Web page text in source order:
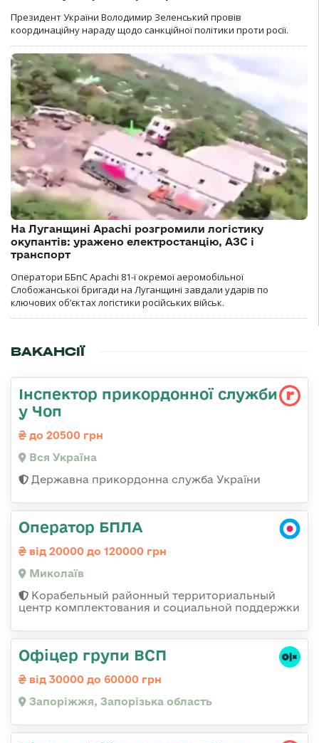
Президент України Володимир Зеленський провів
координаційну нараду щодо санкційної політики проти росії.
На Луганщині Apachi розгромили логістику
окупантів: уражено електростанцію, АЗС і
транспорт
Оператори ББпС Apachi 81-ї окремої аеромобільної
Слобожанської бригади на Луганщині завдали ударів по
ключових об’єктах логістики російських військ.
ВАКАНСІЇ
Інспектор прикордонної служби
у Чоп
до 20500 грн
Вся Україна
Державна прикордонна служба України
Оператор БПЛА
від 20000 до 120000 грн
Миколаїв
Корабельный районный территориальный
центр комплектования и социальной поддержки
Офіцер групи ВСП
від 30000 до 60000 грн
Запоріжжя, Запорізька область